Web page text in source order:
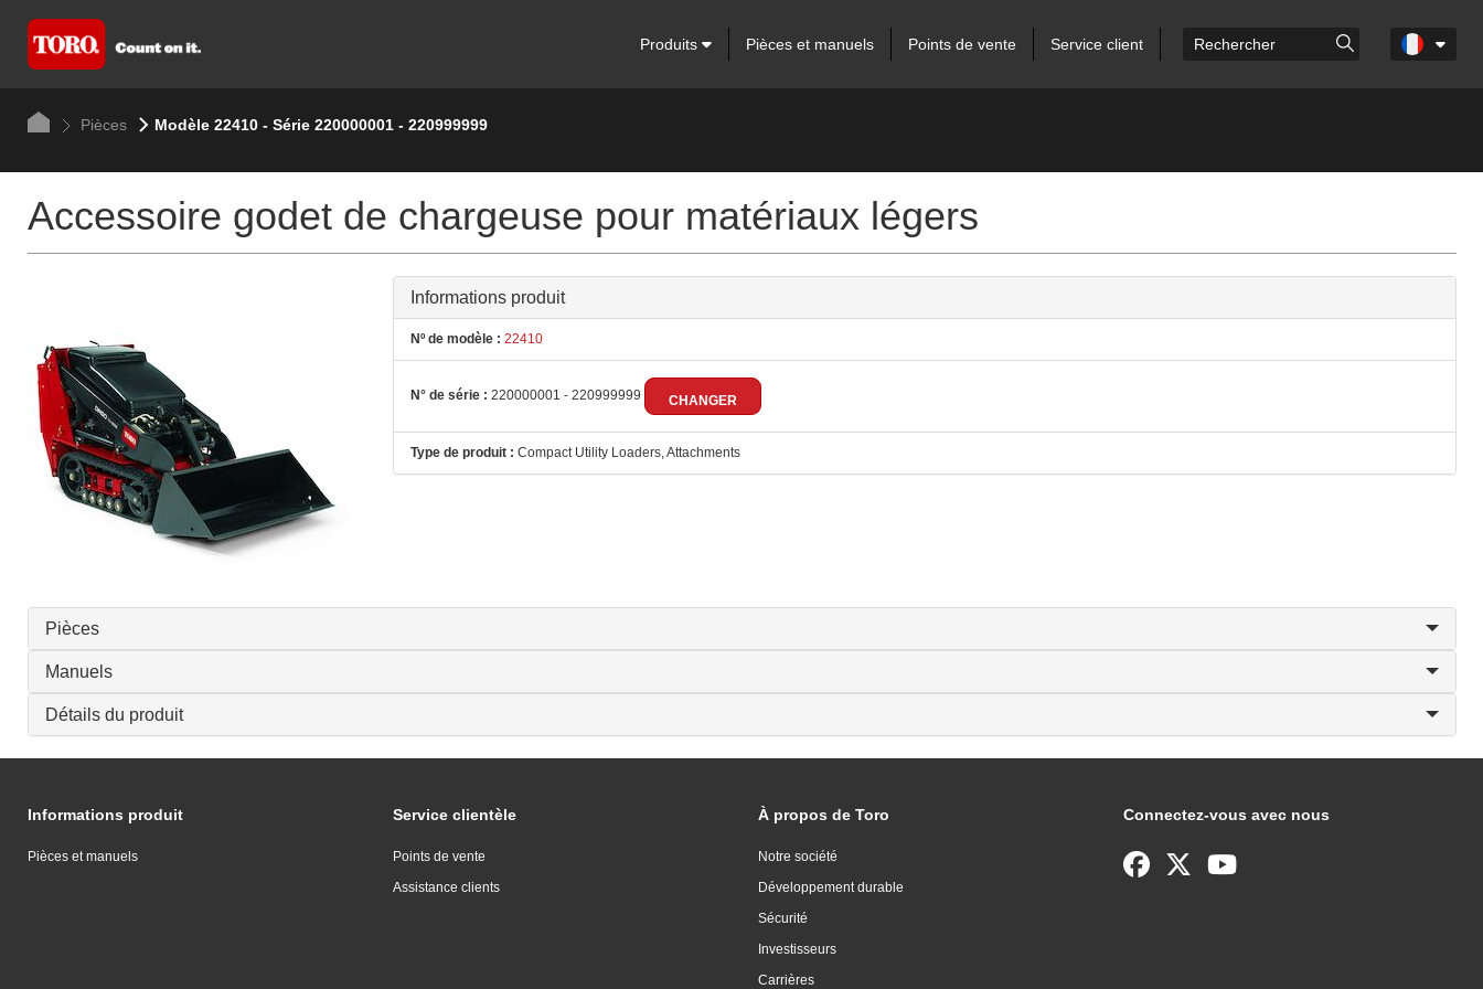
Produits Pièces et manuels Points de vente Service client
Pièces Modèle 22410 - Série 220000001 - 220999999
Accessoire godet de chargeuse pour matériaux légers
Informations produit
Nº de modèle : 22410
N° de série : 220000001 - 220999999 CHANGER
Type de produit : Compact Utility Loaders, Attachments
Pièces
Manuels
Détails du produit
Informations produit
Pièces et manuels
Service clientèle
Points de vente
Assistance clients
À propos de Toro
Notre société
Développement durable
Sécurité
Investisseurs
Carrières
Connectez-vous avec nous